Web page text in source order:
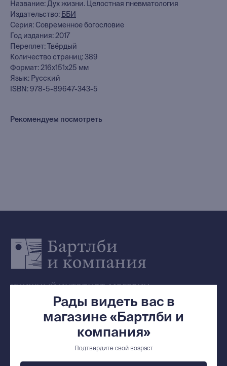
Рады видеть вас в
магазине «Бартлби и
компания»
Подтвердите свой возраст
Название: Дух жизни. Целостная пневматология
Издательство: ББИ
Серия: Современное богословие
Год издания: 2017
Переплет: Твёрдый
Количество страниц: 389
Формат: 216x151x25 мм
Язык: Русский
ISBN: 978-5-89647-343-5
Рекомендуем посмотреть
Контакты
книжный интернет-магазин
из Петербурга
+7 (921) 636-19-84
bartleby.sales@gmail.com
Каталог
Сообщество ВКонтакте
Мерч
Выбор Бартлби